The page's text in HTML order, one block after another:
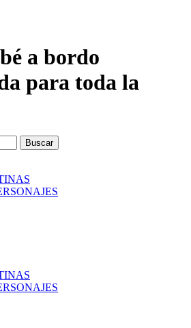
a bordo
para toda la
Buscar